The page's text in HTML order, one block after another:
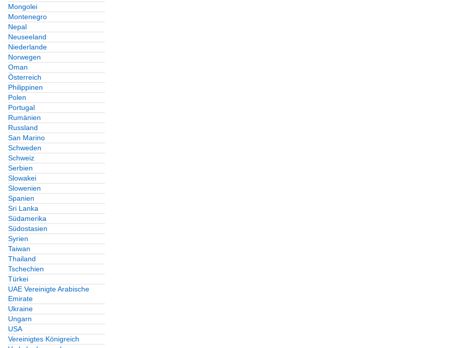
Mongolei
Montenegro
Nepal
Neuseeland
Niederlande
Norwegen
Oman
Österreich
Philippinen
Polen
Portugal
Rumänien
Russland
San Marino
Schweden
Schweiz
Serbien
Slowakei
Slowenien
Spanien
Sri Lanka
Südamerika
Südostasien
Syrien
Taiwan
Thailand
Tschechien
Türkei
UAE Vereinigte Arabische
Emirate
Ukraine
Ungarn
USA
Vereinigtes Königreich